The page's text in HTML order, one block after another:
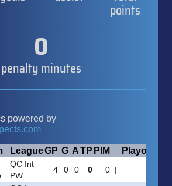
points
0
penalty minutes